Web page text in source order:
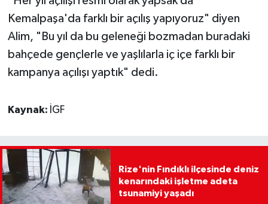
Kemalpaşa'da farklı bir açılış yapıyoruz" diyen
Alim, "Bu yıl da bu geleneği bozmadan buradaki
bahçede gençlerle ve yaşlılarla iç içe farklı bir
kampanya açılışı yaptık" dedi.
Kaynak: İGF
Rize'nin Fındıklı ilçesinde deniz
kenarındaki işletme adeta
tsunamiyi yaşadı